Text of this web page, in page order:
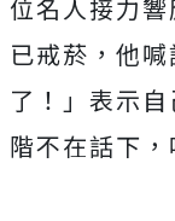
位名人接力
已戒菸，他
了！」表示
階不在話下，